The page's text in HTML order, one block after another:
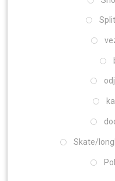
Skate/